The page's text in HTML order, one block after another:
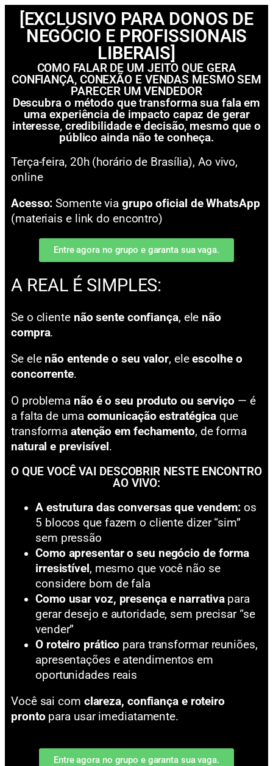
[EXCLUSIVO PARA DONOS DE
NEGÓCIO E PROFISSIONAIS
LIBERAIS]
COMO FALAR DE UM JEITO QUE GERA
CONFIANÇA, CONEXÃO E VENDAS MESMO SEM
PARECER UM VENDEDOR
Descubra o método que transforma sua fala em
uma experiência de impacto capaz de gerar
interesse, credibilidade e decisão, mesmo que o
público ainda não te conheça.
Terça-feira, 20h (horário de Brasília), Ao vivo,
online
Acesso: Somente viagrupo oficial de WhatsApp
(materiais e link do encontro)
Entre agora no grupo e garanta sua vaga.
A REAL É SIMPLES:
Se o cliente não sente confiança, ele não
compra.
Se ele não entende o seu valor, eleescolhe o
concorrente.
O problema não é o seu produto ou serviço — é
a falta de uma comunicação estratégica que
transforma atenção em fechamento, de forma
natural e previsível .
O QUE VOCÊ VAI DESCOBRIR NESTE ENCONTRO
AO VIVO:
A estrutura das conversas que vendem: os
5 blocos que fazem o cliente dizer “sim”
sem pressão
Como apresentar o seu negócio de forma
irresistível , mesmo que você não se
considere bom de fala
Como usar voz, presença e narrativapara
gerar desejo e autoridade, sem precisar “se
vender”
O roteiro prático para transformar reuniões,
apresentações e atendimentos em
oportunidades reais
Você sai com clareza, confiança e roteiro
pronto para usar imediatamente.
Entre agora no grupo e garanta sua vaga.